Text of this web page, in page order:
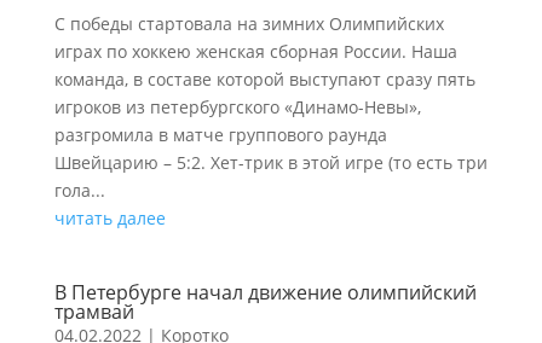
С победы стартовала на зимних Олимпийских
играх по хоккею женская сборная России. Наша
команда, в составе которой выступают сразу пять
игроков из петербургского «Динамо-Невы»,
разгромила в матче группового раунда
Швейцарию – 5:2. Хет-трик в этой игре (то есть три
гола...
читать далее
В Петербурге начал движение олимпийский
трамвай
04.02.2022| Коротко